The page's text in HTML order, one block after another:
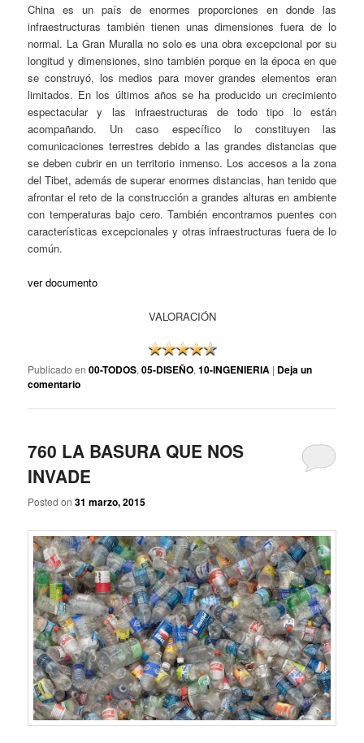
China es un país de enormes proporciones en donde las
infraestructuras también tienen unas dimensiones fuera de lo
normal. La Gran Muralla no solo es una obra excepcional por su
longitud y dimensiones, sino también porque en la época en que
se construyó, los medios para mover grandes elementos eran
limitados. En los últimos años se ha producido un crecimiento
espectacular y las infraestructuras de todo tipo lo están
acompañando. Un caso específico lo constituyen las
comunicaciones terrestres debido a las grandes distancias que
se deben cubrir en un territorio inmenso. Los accesos a la zona
del Tibet, además de superar enormes distancias, han tenido que
afrontar el reto de la construcción a grandes alturas en ambiente
con temperaturas bajo cero. También encontramos puentes con
características excepcionales y otras infraestructuras fuera de lo
común.
ver documento
VALORACIÓN
Publicado en 00-TODOS,05-DISEÑO,10-INGENIERIA | Deja un
comentario
760 LA BASURA QUE NOS
INVADE
Posted on31 marzo, 2015